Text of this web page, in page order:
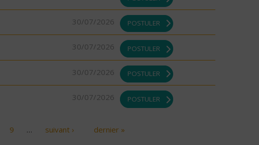
30/07/2026 POSTULER
30/07/2026 POSTULER
30/07/2026 POSTULER
30/07/2026 POSTULER
9 … suivant › dernier »